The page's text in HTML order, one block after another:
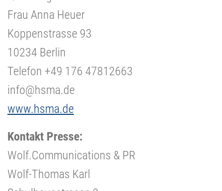
Frau Anna Heuer
Koppenstrasse 93
10234 Berlin
Telefon +49 176 47812663
info@hsma.de
www.hsma.de
Kontakt Presse:
Wolf.Communications & PR
Wolf-Thomas Karl